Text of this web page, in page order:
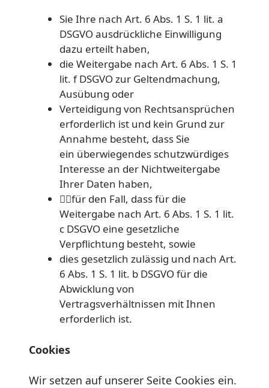
Sie Ihre nach Art. 6 Abs. 1 S. 1 lit. a
DSGVO ausdrückliche Einwilligung
dazu erteilt haben,
die Weitergabe nach Art. 6 Abs. 1 S. 1
lit. f DSGVO zur Geltendmachung,
Ausübung oder
Verteidigung von Rechtsansprüchen
erforderlich ist und kein Grund zur
Annahme besteht, dass Sie
ein überwiegendes schutzwürdiges
Interesse an der Nichtweitergabe
Ihrer Daten haben,
für den Fall, dass für die
Weitergabe nach Art. 6 Abs. 1 S. 1 lit.
c DSGVO eine gesetzliche
Verpflichtung besteht, sowie
dies gesetzlich zulässig und nach Art.
6 Abs. 1 S. 1 lit. b DSGVO für die
Abwicklung von
Vertragsverhältnissen mit Ihnen
erforderlich ist.
Cookies
Wir setzen auf unserer Seite Cookies ein.